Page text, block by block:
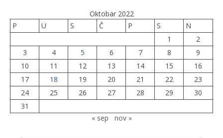
Oktobar 2022
P
U S Č P S
N
1
2
3
4 5 6 7 8
9
10
11 12 13 14 15
16
17
18 19 20 21 22
23
24
25 26 27 28 29
30
31
« sep
nov »